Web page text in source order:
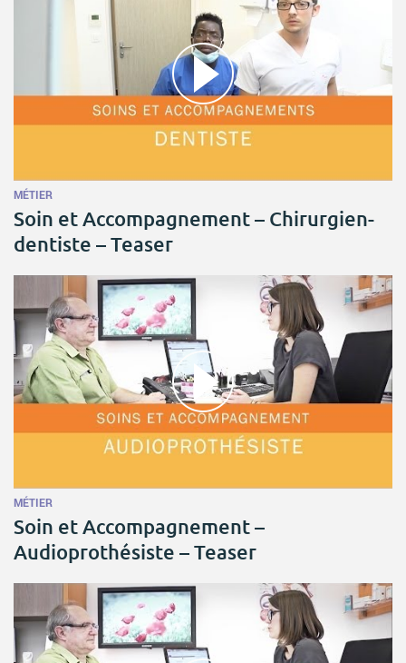
MÉTIER
Soin et Accompagnement – Chirurgien-
dentiste – Teaser
MÉTIER
Soin et Accompagnement –
Audioprothésiste – Teaser